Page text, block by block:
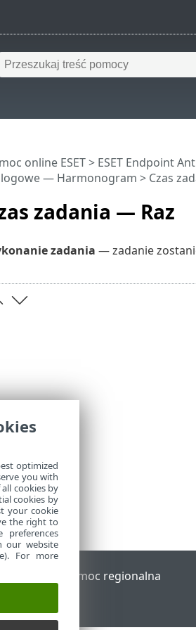
zadania — Raz
online ESET> ESET Endpoint
— Harmonogram > Czas
zadania — zadanie
Pomoc regionalna
optimized
you with
cookies by
cookies by
your cookie
the right to
our website
For more